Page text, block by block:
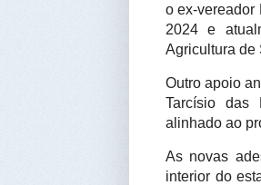
o ex-vereador
2024 e
Agricultura de
Outro apoio
Tarcísio das
alinhado ao
As novas
interior do